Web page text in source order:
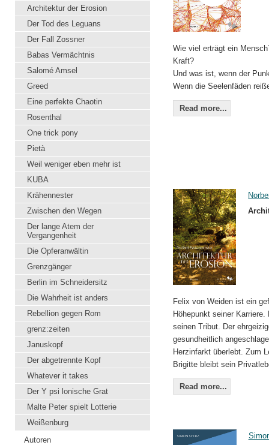
Architektur der Erosion
Der Tod des Leguans
Der Fall Zossner
Babas Vermächtnis
Salomé Amsel
Greed
Eine perfekte Chaotin
Rosenthal
One trick pony
Pietà
Weil weniger eben mehr ist
KUBA
Krähennester
Zwischen den Wegen
Der lange Atem der
Vergangenheit
Die Opferanwältin
Grenzgänger
Berlin im Schneidersitz
Die Wahrheit ist anders
Rebellion gegen Rom
grenz:zeiten
Januskopf
Der abgetrennte Kopf
Whatever it takes
Der Y psi lonische Grat
Malte Peter spielt Lotterie
Weißenburg
Autoren
Wie viel erträgt ein
Kraft?
Und was ist, wenn der
Wenn die Seelenfäden
Read more...
Felix von Weiden ist ein
Höhepunkt seiner
seinen Tribut. Der
gesundheitlich
Herzinfarkt überlebt. Zum
Brigitte bleibt sein
Read more...